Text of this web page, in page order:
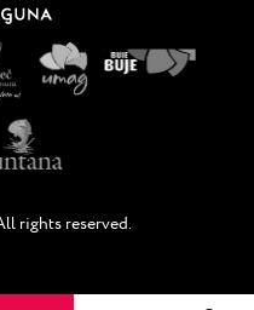
rights reserved.